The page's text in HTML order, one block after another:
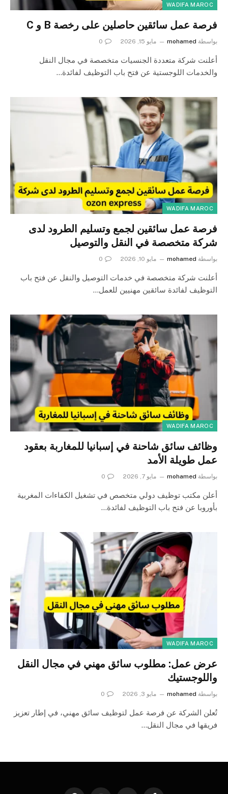
WADIFA MAROC
فرصة عمل سائقين حاصلين على رخصة B و C
بواسطة mohamed مايو 15, 2026 0
أعلنت شركة متعددة الجنسيات متخصصة في مجال النقل
والخدمات اللوجستية عن فتح باب التوظيف لفائدة…
WADIFA MAROC
فرصة عمل سائقين لجمع وتسليم الطرود لدى
شركة متخصصة في النقل والتوصيل
بواسطة mohamed مايو 10, 2026 0
أعلنت شركة متخصصة في خدمات التوصيل والنقل عن فتح باب
التوظيف لفائدة سائقين مهنيين للعمل…
WADIFA MAROC
وظائف سائق شاحنة في إسبانيا للمغاربة بعقود
عمل طويلة الأمد
بواسطة mohamed مايو 7, 2026 0
أعلن مكتب توظيف دولي متخصص في تشغيل الكفاءات المغربية
بأوروبا عن فتح باب التوظيف لفائدة…
WADIFA MAROC
عرض عمل: مطلوب سائق مهني في مجال النقل
واللوجستيك
بواسطة mohamed مايو 3, 2026 0
تُعلن الشركة عن فرصة عمل لتوظيف سائق مهني، في إطار تعزيز
فريقها في مجال النقل…